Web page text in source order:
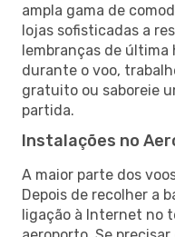
ampla gama de
lojas sofisticadas a
lembranças de última
durante o voo,
gratuito ou saboreie
partida.
Instalações no
A maior parte dos
Depois de recolher a
ligação à Internet no